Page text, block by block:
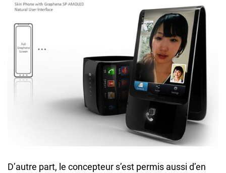
D’autre part, le concepteur s’est permis aussi d’en